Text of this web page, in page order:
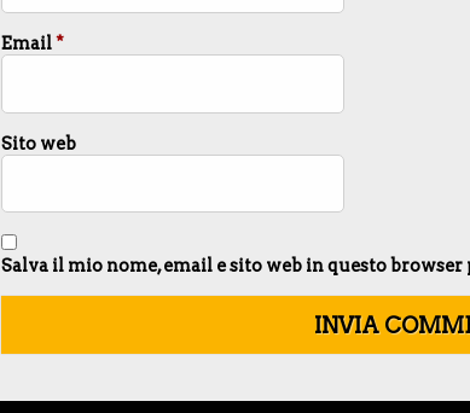
Email*
Sito web
Salva il mio nome, email e sito web in questo